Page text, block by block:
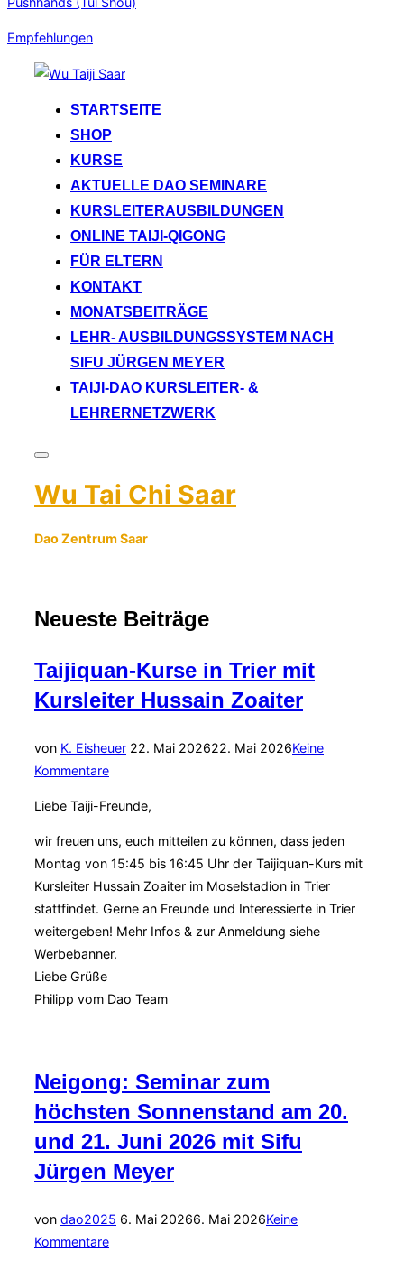
Empfehlungen
springen
STARTSEITE
SHOP
KURSE
AKTUELLE DAO SEMINARE
KURSLEITERAUSBILDUNGEN
ONLINE TAIJI-QIGONG
FÜR ELTERN
KONTAKT
MONATSBEITRÄGE
LEHR- AUSBILDUNGSSYSTEM NACH
SIFU JÜRGEN MEYER
TAIJI-DAO KURSLEITER- &
LEHRERNETZWERK
Seitenleiste
Navigation
umschalten
Wu Tai Chi Saar
Dao Zentrum Saar
InhaltNeueste Beiträge
Taijiquan-Kurse in Trier mit
Kursleiter Hussain Zoaiter
von K. EisheuerVeröffentlicht
22. Mai 202622. Mai 2026Keine
Kommentare
Liebe Taiji-Freunde,
wir freuen uns, euch mitteilen zu können, dass jeden
Montag von 15:45 bis 16:45 Uhr der Taijiquan-Kurs mit
Kursleiter Hussain Zoaiter im Moselstadion in Trier
stattfindet. Gerne an Freunde und Interessierte in Trier
weitergeben! Mehr Infos & zur Anmeldung siehe
Werbebanner.
Liebe Grüße
Philipp vom Dao Team
Neigong: Seminar zum
höchsten Sonnenstand am 20.
und 21. Juni 2026 mit Sifu
Jürgen Meyer
von dao2025 Veröffentlicht
6. Mai 20266. Mai 2026Keine
Kommentare